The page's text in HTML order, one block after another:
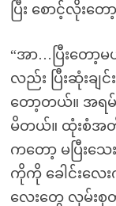
ပြီး စောင့်လိုးတေ
“အာ…ပြီးတော့မ
လည်း ပြီးဆုံးချ
တော့တယ်။ အရ
မိတယ်။ ထုံးစံအတို
ကတော့ မပြီးသေ
ကိုကို ခေါင်းလေ
လေးတွေ လှမ်းစု